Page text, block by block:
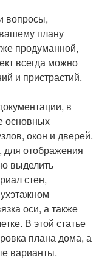
вопросы,
плану
продуманной,
всегда можно
и пристрастий.
в
основных
окон и дверей.
отображения
выделить
стен,
оси, а также
В этой статье
плана дома, а
варианты.